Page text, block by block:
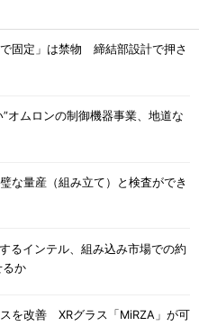
で固定」は禁物 締結部設計で押さ
オムロンの制御機器事業、地道な
な量産（組み立て）と検査ができ
るインテル、組み込み市場での約
るか
を改善 XRグラス「MiRZA」が可